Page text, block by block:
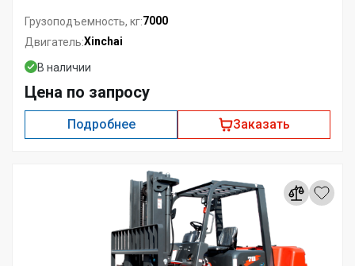
Грузоподъемность, кг:7000
Двигатель:Xinchai
В наличии
Цена по запросу
Подробнее Заказать